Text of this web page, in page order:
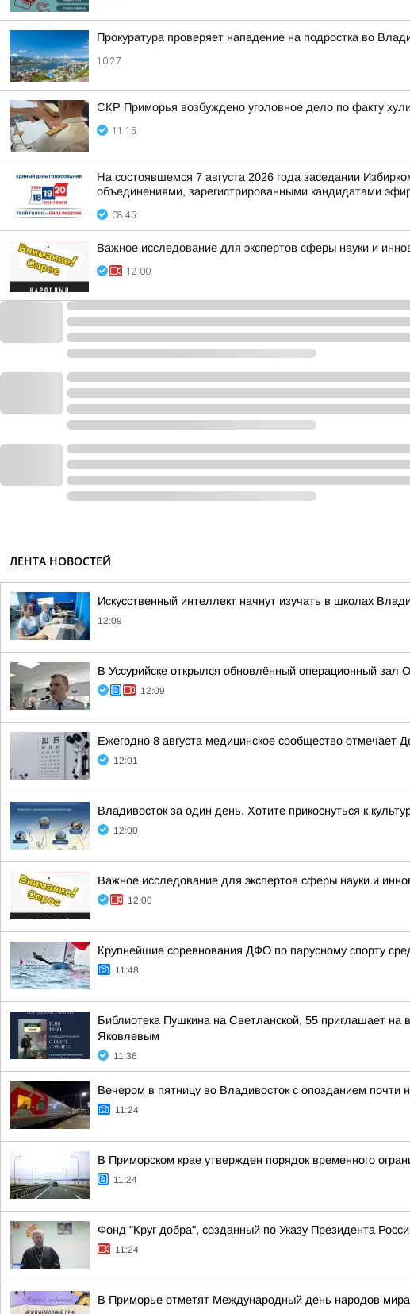
Прокуратура проверяет нападение на подростка во
10:27
СКР Приморья возбуждено уголовное дело по факту
11:15
На состоявшемся 7 августа 2026 года заседании
объединениями, зарегистрированными кандидатами
08:45
Важное исследование для экспертов сферы науки и
12:00
ЛЕНТА НОВОСТЕЙ
Искусственный интеллект начнут изучать в школах
12:09
В Уссурийске открылся обновлённый операционный зал
12:09
Ежегодно 8 августа медицинское сообщество отмечает
12:01
Владивосток за один день. Хотите прикоснуться к
12:00
Важное исследование для экспертов сферы науки и
12:00
Крупнейшие соревнования ДФО по парусному спорту
11:48
Библиотека Пушкина на Светланской, 55 приглашает на
Яковлевым
11:36
Вечером в пятницу во Владивосток с опозданием
11:24
В Приморском крае утвержден порядок временного
11:24
Фонд "Круг добра", созданный по Указу Президента
11:24
В Приморье отметят Международный день народов мира